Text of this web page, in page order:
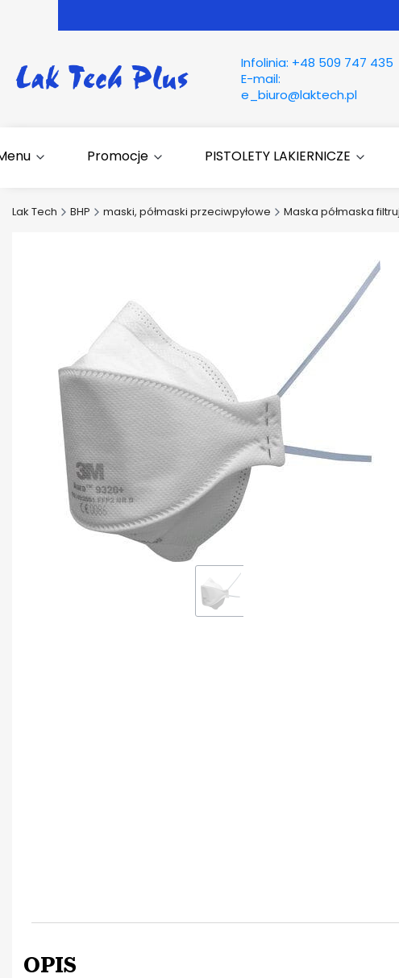
Infolinia: +48 509 747 435
E-mail:
e_biuro@laktech.pl
Promocje PISTOLETY LAKIERNICZE
Lak Tech BHP maski, półmaski przeciwpyłowe Maska półmaska
OPIS